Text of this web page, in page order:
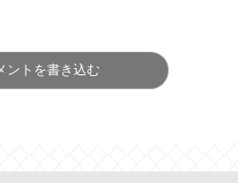
ントを書き込む